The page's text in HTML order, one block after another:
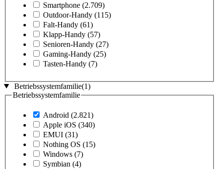
Smartphone (2.709)
Outdoor-Handy (115)
Falt-Handy (61)
Klapp-Handy (57)
Senioren-Handy (27)
Gaming-Handy (25)
Tasten-Handy (7)
Betriebssystemfamilie(1)
Betriebssystemfamilie
Android (2.821)
Apple iOS (340)
EMUI (31)
Nothing OS (15)
Windows (7)
Symbian (4)